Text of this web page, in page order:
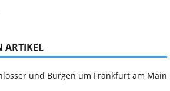
ARTIKEL